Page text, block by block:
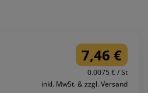
7,46 €
0.0075 € / St
inkl. MwSt. & zzgl. Versand